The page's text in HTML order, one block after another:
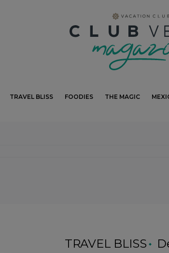
TRAVEL BLISS FOODIES THE MAGIC
TRAVEL BLISS